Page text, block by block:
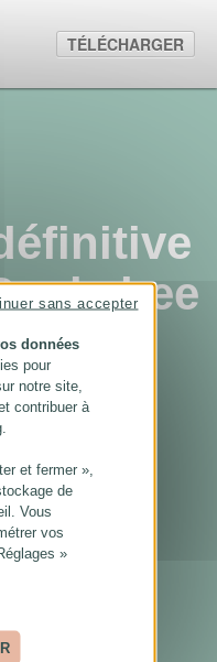
TÉLÉCHARGER
données
pour
notre site,
contribuer à
et fermer »,
de
Vous
vos
»
sans accepter